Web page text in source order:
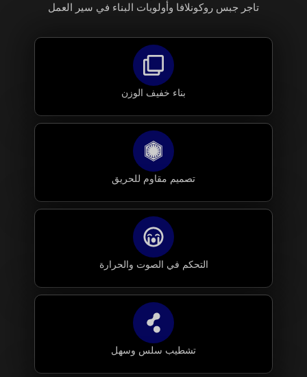
تاجر جبس روكونلافا وأولويات البناء في سير العمل
بناء خفيف الوزن
تصميم مقاوم للحريق
التحكم في الصوت والحرارة
تشطيب سلس وسهل